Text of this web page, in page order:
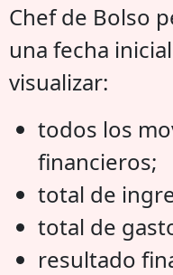
Chef de Bolso
una fecha
visualizar:
todos los
financieros;
total de
total de
resultado